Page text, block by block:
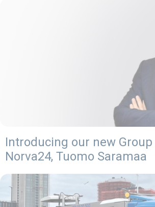
Introducing our new Group
Norva24, Tuomo Saramaa